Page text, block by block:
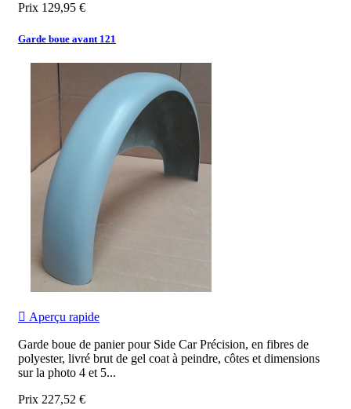
Prix 129,95 €
Garde boue avant 121
 Aperçu rapide
Garde boue de panier pour Side Car Précision, en fibres de
polyester, livré brut de gel coat à peindre, côtes et dimensions
sur la photo 4 et 5...
Prix 227,52 €